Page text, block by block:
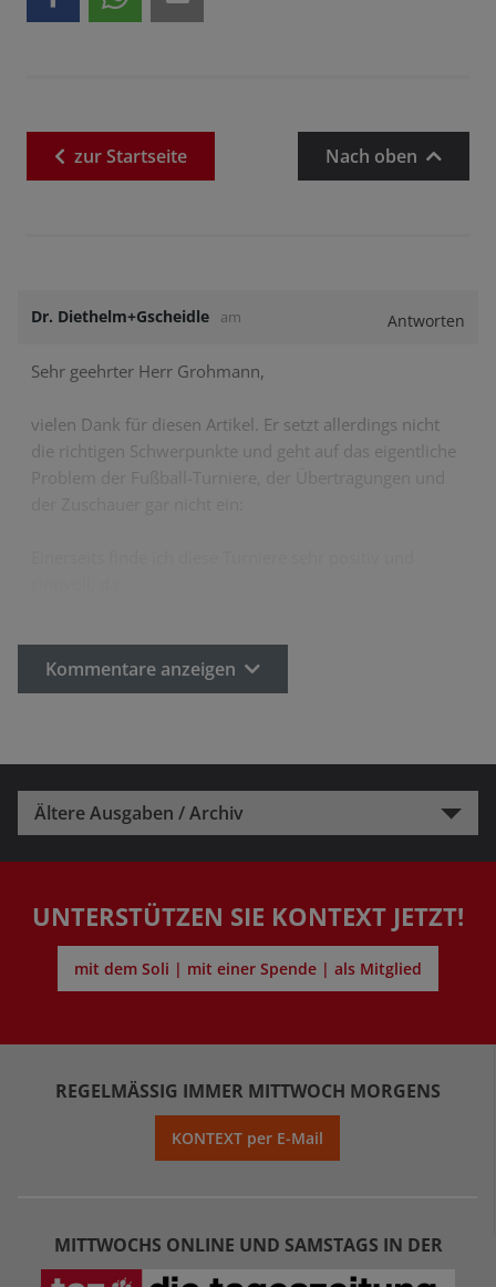
zurStartseite Nach oben
Dr. Diethelm+Gscheidle am Antworten
Sehr geehrter Herr Grohmann,
vielen Dank für diesen Artikel. Er setzt allerdings nicht
die richtigen Schwerpunkte und geht auf das eigentliche
Kommentare anzeigen
Ältere Ausgaben / Archiv
UNTERSTÜTZEN SIE KONTEXT JETZT!
mit dem Soli | mit einer Spende | als Mitglied
REGELMÄSSIG IMMER MITTWOCH MORGENS
KONTEXT per E-Mail
MITTWOCHS ONLINE UND SAMSTAGS IN DER